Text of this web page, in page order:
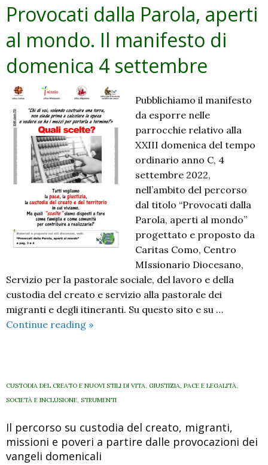
settembre
Provocati dalla Parola, aperti
al mondo. Il manifesto di
domenica 4 settembre
Pubblichiamo il manifesto
da esporre nelle
parrocchie relativo alla
XXIII domenica del tempo
ordinario anno C, 4
settembre 2022,
nell’ambito del percorso
dal titolo “Provocati dalla
Parola, aperti al mondo”
progettato e proposto da
Caritas Como, Centro
MIssionario Diocesano,
Servizio per la pastorale sociale, del lavoro e della
custodia del creato e servizio alla pastorale dei
migranti e degli itineranti. Su questo sito e su …
Continue reading Provocati
al
mondo.
manifesto
di
domenica
»
CUSTODIA DEL CREATO E NUOVI STILI DI VITA, GIUSTIZIA, PACE E LEGALITÀ,
SOCIETÀ E INCLUSIONE, STRUMENTI
Il percorso su custodia del creato, migranti,
missioni e poveri a partire dalle provocazioni dei
vangeli domenicali